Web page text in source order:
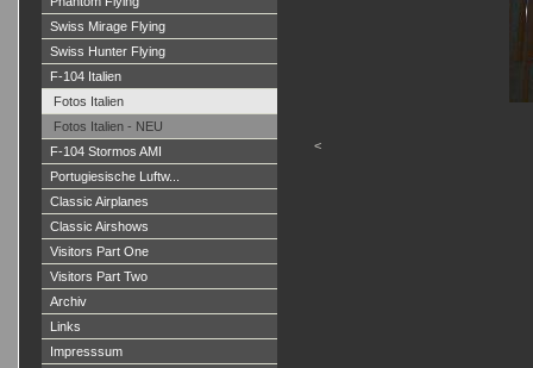
Swiss Mirage Flying
Swiss Hunter Flying
F-104 Italien
Fotos Italien
Fotos Italien - NEU
F-104 Stormos AMI
Portugiesische Luftw...
Classic Airplanes
Classic Airshows
Visitors Part One
Visitors Part Two
Archiv
Links
Impresssum
<